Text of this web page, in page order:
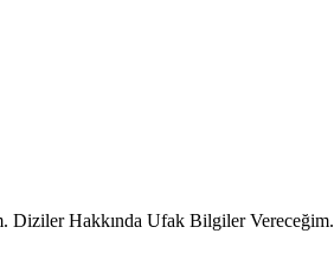
Diziler Hakkında Ufak Bilgiler Vereceğim.